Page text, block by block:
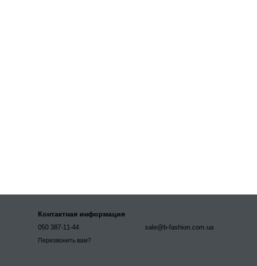
Контактная информация
050 387-11-44
Перезвонить вам?
sale@b-fashion.com.ua